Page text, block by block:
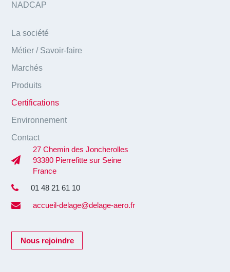
NADCAP
La société
Métier / Savoir-faire
Marchés
Produits
Certifications
Environnement
Contact
27 Chemin des Joncherolles
93380 Pierrefitte sur Seine
France
01 48 21 61 10
accueil-delage@delage-aero.fr
Nous rejoindre